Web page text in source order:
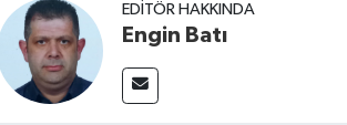
EDITÖR HAKKINDA
Engin Batı